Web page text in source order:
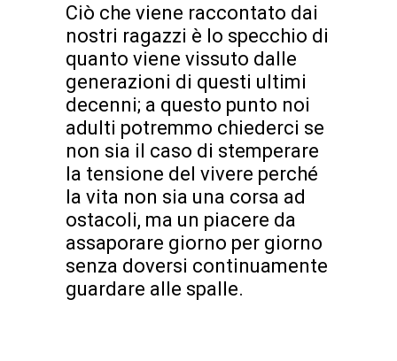
Ciò che viene raccontato dai
nostri ragazzi è lo specchio di
quanto viene vissuto dalle
generazioni di questi ultimi
decenni; a questo punto noi
adulti potremmo chiederci se
non sia il caso di stemperare
la tensione del vivere perché
la vita non sia una corsa ad
ostacoli, ma un piacere da
assaporare giorno per giorno
senza doversi continuamente
guardare alle spalle.